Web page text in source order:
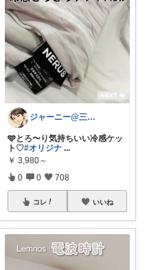
ジャーニー@三兄弟ママ
🩵とろ〜り気持ちいい冷感ケッ
ト♡#オリジナ ...
￥ 3,980～
0 0 708
コレ いいね